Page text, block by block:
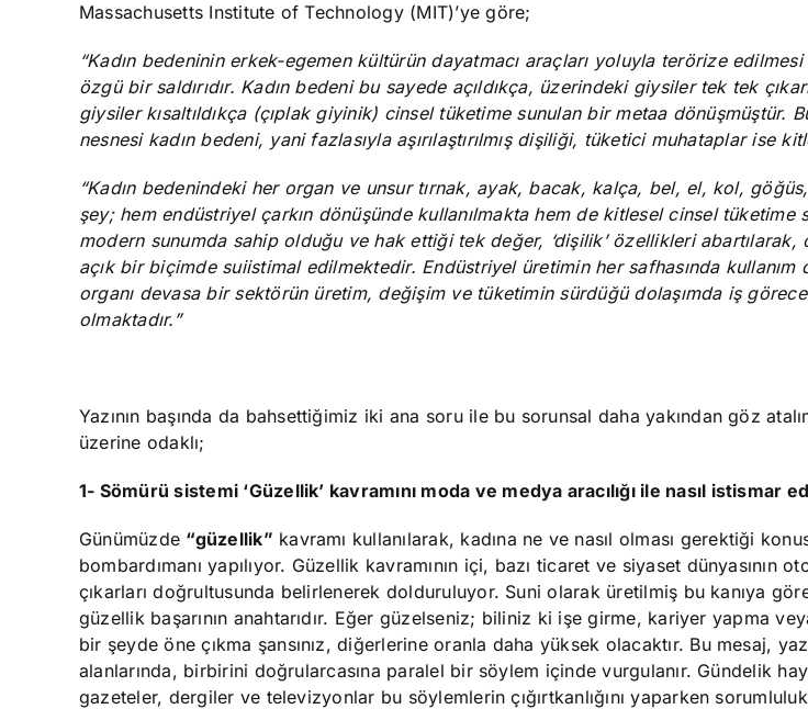
Massachusetts Institute of Technology (MIT)’ye göre;
“Kadın bedeninin erkek-egemen kültürün dayatmacı araçları yoluyla terörize
özgü bir saldırıdır. Kadın bedeni bu sayede açıldıkça, üzerindeki giysiler tek tek
giysiler kısaltıldıkça (çıplak giyinik) cinsel tüketime sunulan bir metaa dönüşmüştür.
nesnesi kadın bedeni, yani fazlasıyla aşırılaştırılmış dişiliği, tüketici muhataplar ise
“Kadın bedenindeki her organ ve unsur tırnak, ayak, bacak, kalça, bel, el, kol,
şey; hem endüstriyel çarkın dönüşünde kullanılmakta hem de kitlesel cinsel tüketime
modern sunumda sahip olduğu ve hak ettiği tek değer, ‘dişilik’ özellikleri abartılarak,
açık bir biçimde suiistimal edilmektedir. Endüstriyel üretimin her safhasında kullanım
organı devasa bir sektörün üretim, değişim ve tüketimin sürdüğü dolaşımda iş
olmaktadır.”
Yazının başında da bahsettiğimiz iki ana soru ile bu sorunsal daha yakından göz
üzerine odaklı;
1- Sömürü sistemi ‘Güzellik’ kavramını moda ve medya aracılığı ile nasıl istismar
Günümüzde “güzellik” kavramı kullanılarak, kadına ne ve nasıl olması gerektiği
bombardımanı yapılıyor. Güzellik kavramının içi, bazı ticaret ve siyaset dünyasının
çıkarları doğrultusunda belirlenerek dolduruluyor. Suni olarak üretilmiş bu kanıya
güzellik başarının anahtarıdır. Eğer güzelseniz; biliniz ki işe girme, kariyer yapma
bir şeyde öne çıkma şansınız, diğerlerine oranla daha yüksek olacaktır. Bu mesaj,
alanlarında, birbirini doğrularcasına paralel bir söylem içinde vurgulanır. Gündelik
gazeteler, dergiler ve televizyonlar bu söylemlerin çığırtkanlığını yaparken